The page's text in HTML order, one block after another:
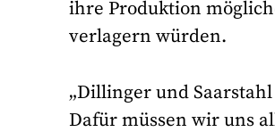
ihre Produktion
verlagern würden.
„Dillinger und
Dafür müssen wir uns